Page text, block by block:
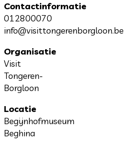
Contactinformatie
012800070
info@visittongerenborgloon.be
Organisatie
Visit
Tongeren-
Borgloon
Locatie
Begijnhofmuseum
Beghina